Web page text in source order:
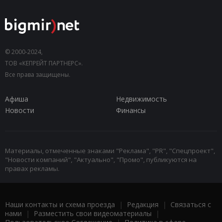
© 2000-2024,
ТОВ «КЕПРЕЙТ ПАРТНЕРС».
Все права защищены.
Афиша
Недвижимость
Новости
Финансы
Материалы, отмеченные знаками "Реклама", "PR", "Спецпроект",
"Новости компаний", "Актуально", "Промо", публикуются на
правах рекламы.
Наши контакты и схема проезда | Редакция | Связаться с
нами | Разместить свои видеоматериалы |